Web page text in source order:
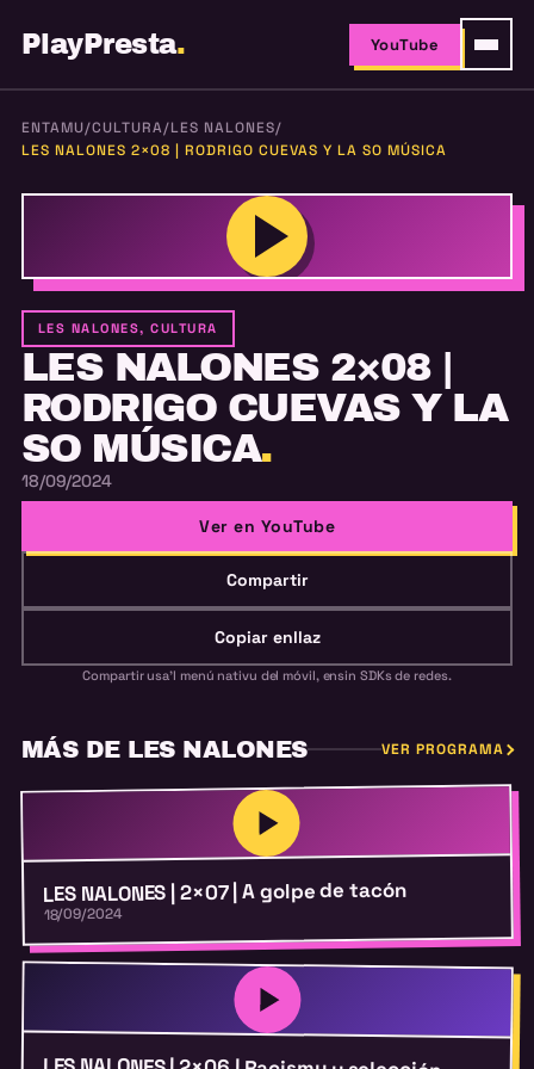
PlayPresta. YouTube
ENTAMU/CULTURA/LES NALONES/
LES NALONES 2×08 | RODRIGO CUEVAS Y LA SO MÚSICA
LES NALONES, CULTURA
LES NALONES 2×08 |
RODRIGO CUEVAS Y LA
SO MÚSICA.
18/09/2024
Ver en YouTube
Compartir
Copiar enllaz
Compartir usa'l menú nativu del móvil, ensin SDKs de redes.
MÁS DE LES NALONES VER PROGRAMA
LES NALONES | 2×07 | A golpe de tacón
18/09/2024